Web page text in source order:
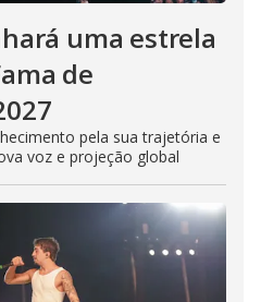
uma estrela
de
pela sua trajetória e
voz e projeção global